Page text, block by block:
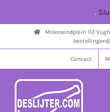
.
Moleneindplein 112
Contact